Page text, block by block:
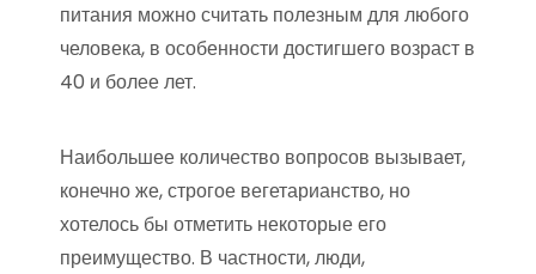
питания можно считать полезным для любого
человека, в особенности достигшего возраст в
40 и более лет.
Наибольшее количество вопросов вызывает,
конечно же, строгое вегетарианство, но
хотелось бы отметить некоторые его
преимущество. В частности, люди,